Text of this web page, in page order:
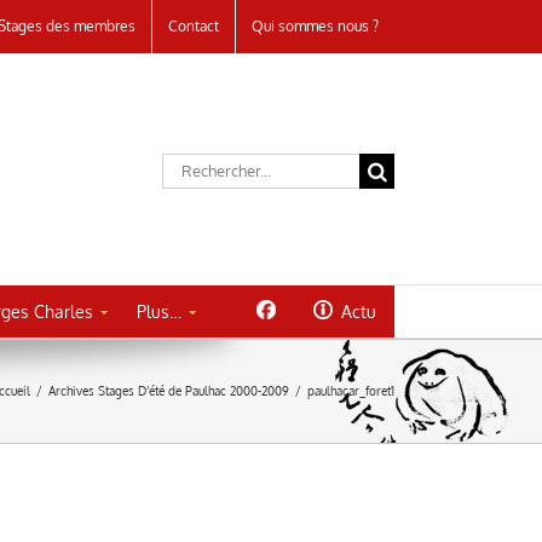
des membres Contact Qui sommes nous ?
Rechercher:
Charles Plus… Actu
/ Archives Stages D’été de Paulhac 2000-2009 / paulhacar_foret1